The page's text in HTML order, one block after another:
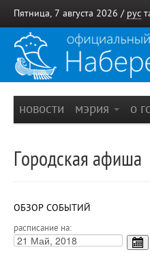
Пятница, 7 августа 2026 / рус
новости мэрия о
Городская афиша
ОБЗОР СОБЫТИЙ
расписание на: